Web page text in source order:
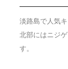
淡路島で人気
北部にはニジ
す。